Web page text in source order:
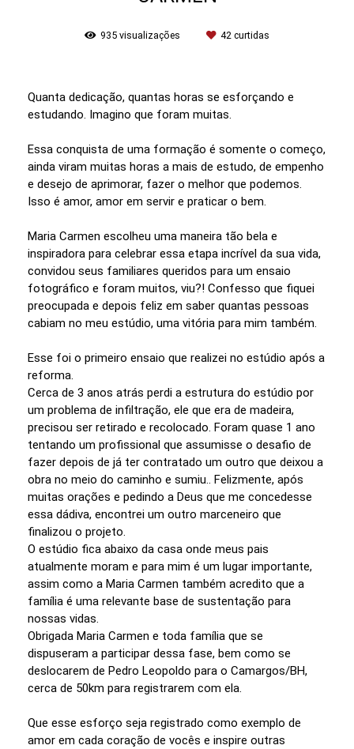
935 visualizações 42 curtidas
Quanta dedicação, quantas horas se esforçando e
estudando. Imagino que foram muitas.
Essa conquista de uma formação é somente o começo,
ainda viram muitas horas a mais de estudo, de empenho
e desejo de aprimorar, fazer o melhor que podemos.
Isso é amor, amor em servir e praticar o bem.
Maria Carmen escolheu uma maneira tão bela e
inspiradora para celebrar essa etapa incrível da sua vida,
convidou seus familiares queridos para um ensaio
fotográfico e foram muitos, viu?! Confesso que fiquei
preocupada e depois feliz em saber quantas pessoas
cabiam no meu estúdio, uma vitória para mim também.
Esse foi o primeiro ensaio que realizei no estúdio após a
reforma.
Cerca de 3 anos atrás perdi a estrutura do estúdio por
um problema de infiltração, ele que era de madeira,
precisou ser retirado e recolocado. Foram quase 1 ano
tentando um profissional que assumisse o desafio de
fazer depois de já ter contratado um outro que deixou a
obra no meio do caminho e sumiu.. Felizmente, após
muitas orações e pedindo a Deus que me concedesse
essa dádiva, encontrei um outro marceneiro que
finalizou o projeto.
O estúdio fica abaixo da casa onde meus pais
atualmente moram e para mim é um lugar importante,
assim como a Maria Carmen também acredito que a
família é uma relevante base de sustentação para
nossas vidas.
Obrigada Maria Carmen e toda família que se
dispuseram a participar dessa fase, bem como se
deslocarem de Pedro Leopoldo para o Camargos/BH,
cerca de 50km para registrarem com ela.
Que esse esforço seja registrado como exemplo de
amor em cada coração de vocês e inspire outras